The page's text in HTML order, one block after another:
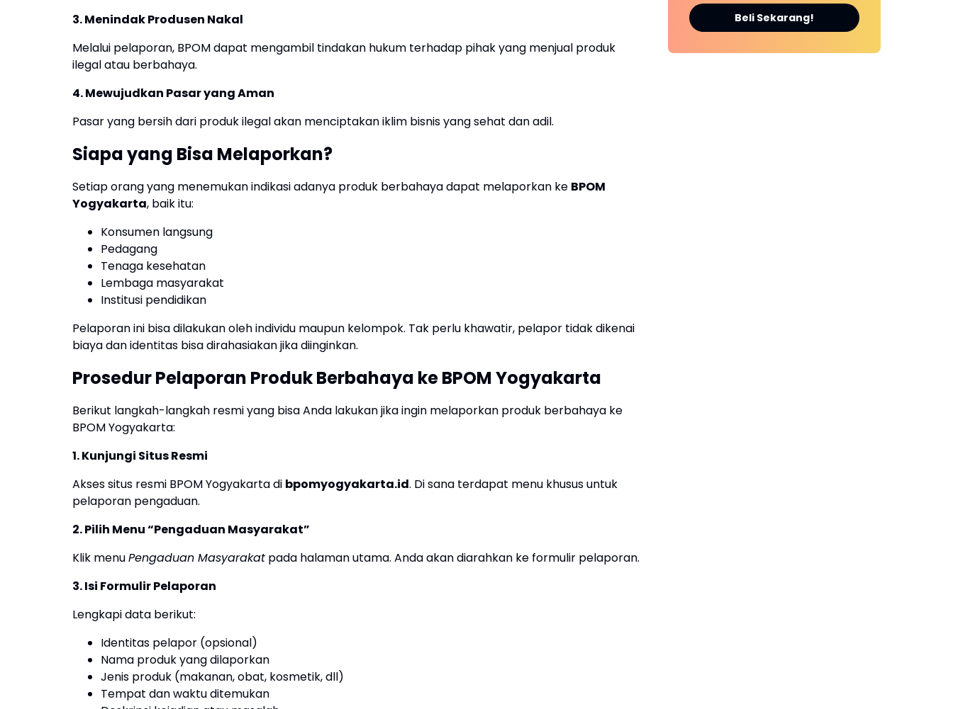
3. Menindak Produsen Nakal
Melalui pelaporan, BPOM dapat mengambil tindakan hukum terhadap pihak yang menjual produk
ilegal atau berbahaya.
4. Mewujudkan Pasar yang Aman
Pasar yang bersih dari produk ilegal akan menciptakan iklim bisnis yang sehat dan adil.
Siapa yang Bisa Melaporkan?
Setiap orang yang menemukan indikasi adanya produk berbahaya dapat melaporkan ke BPOM
Yogyakarta, baik itu:
Konsumen langsung
Pedagang
Tenaga kesehatan
Lembaga masyarakat
Institusi pendidikan
Pelaporan ini bisa dilakukan oleh individu maupun kelompok. Tak perlu khawatir, pelapor tidak dikenai
biaya dan identitas bisa dirahasiakan jika diinginkan.
Prosedur Pelaporan Produk Berbahaya ke BPOM Yogyakarta
Berikut langkah-langkah resmi yang bisa Anda lakukan jika ingin melaporkan produk berbahaya ke
BPOM Yogyakarta:
1. Kunjungi Situs Resmi
Akses situs resmi BPOM Yogyakarta di bpomyogyakarta.id. Di sana terdapat menu khusus untuk
pelaporan pengaduan.
2. Pilih Menu “Pengaduan Masyarakat”
Klik menuPengaduan Masyarakat pada halaman utama. Anda akan diarahkan ke formulir pelaporan.
3. Isi Formulir Pelaporan
Lengkapi data berikut:
Identitas pelapor (opsional)
Nama produk yang dilaporkan
Jenis produk (makanan, obat, kosmetik, dll)
Tempat dan waktu ditemukan
Beli Sekarang!